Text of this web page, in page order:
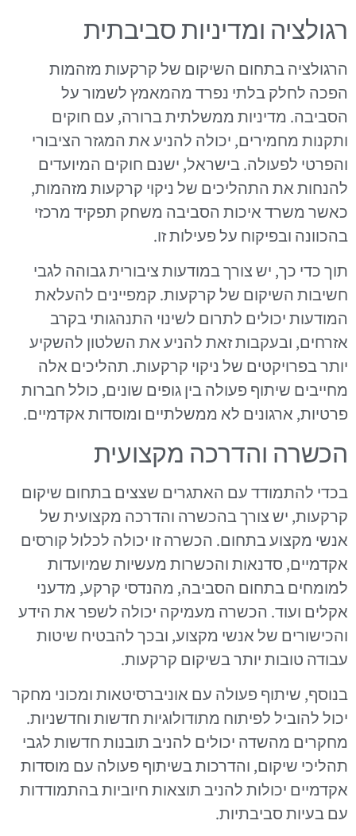
רגולציה ומדיניות סביבתית
הרגולציה בתחום השיקום של קרקעות מזהמות
הפכה לחלק בלתי נפרד מהמאמץ לשמור על
הסביבה. מדיניות ממשלתית ברורה, עם חוקים
ותקנות מחמירים, יכולה להניע את המגזר הציבורי
והפרטי לפעולה. בישראל, ישנם חוקים המיועדים
להנחות את התהליכים של ניקוי קרקעות מזהמות,
כאשר משרד איכות הסביבה משחק תפקיד מרכזי
בהכוונה ובפיקוח על פעילות זו.
תוך כדי כך, יש צורך במודעות ציבורית גבוהה לגבי
חשיבות השיקום של קרקעות. קמפיינים להעלאת
המודעות יכולים לתרום לשינוי התנהגותי בקרב
אזרחים, ובעקבות זאת להניע את השלטון להשקיע
יותר בפרויקטים של ניקוי קרקעות. תהליכים אלה
מחייבים שיתוף פעולה בין גופים שונים, כולל חברות
פרטיות, ארגונים לא ממשלתיים ומוסדות אקדמיים.
הכשרה והדרכה מקצועית
בכדי להתמודד עם האתגרים שצצים בתחום שיקום
קרקעות, יש צורך בהכשרה והדרכה מקצועית של
אנשי מקצוע בתחום. הכשרה זו יכולה לכלול קורסים
אקדמיים, סדנאות והכשרות מעשיות שמיועדות
למומחים בתחום הסביבה, מהנדסי קרקע, מדעני
אקלים ועוד. הכשרה מעמיקה יכולה לשפר את הידע
והכישורים של אנשי מקצוע, ובכך להבטיח שיטות
עבודה טובות יותר בשיקום קרקעות.
בנוסף, שיתוף פעולה עם אוניברסיטאות ומכוני מחקר
יכול להוביל לפיתוח מתודולוגיות חדשות וחדשניות.
מחקרים מהשדה יכולים להניב תובנות חדשות לגבי
תהליכי שיקום, והדרכות בשיתוף פעולה עם מוסדות
אקדמיים יכולות להניב תוצאות חיוביות בהתמודדות
עם בעיות סביבתיות.